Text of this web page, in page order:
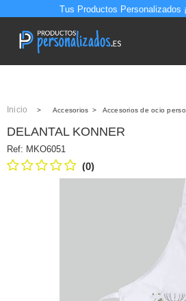
Tus Productos Personalizados
Inicio > Accesorios > Accesorios de ocio
DELANTAL KONNER
Ref: MKO6051
(0)